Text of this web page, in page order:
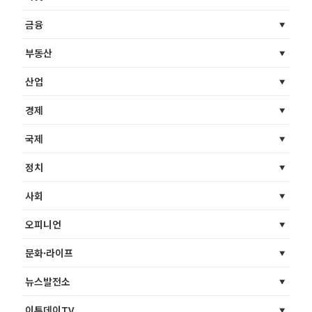
금융
부동산
산업
경제
국제
정치
사회
오피니언
문화·라이프
뉴스발전소